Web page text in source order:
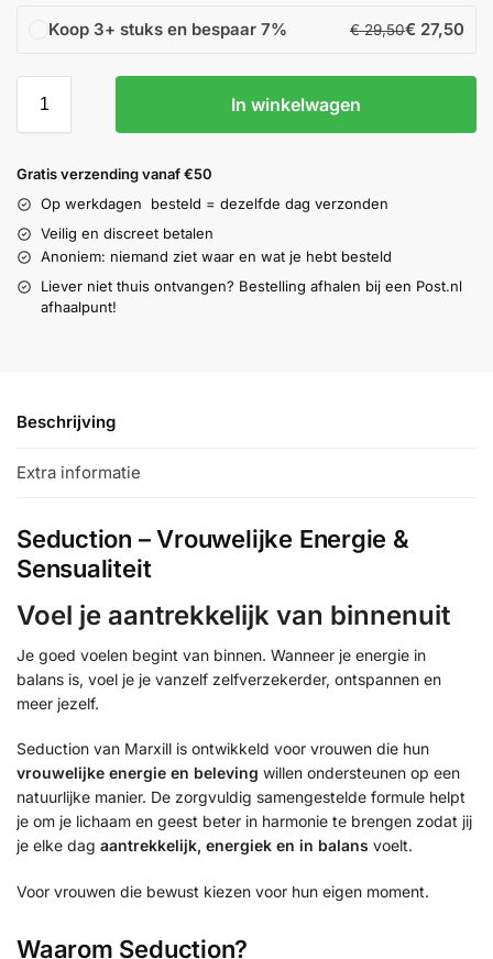
Koop 3+ stuks en bespaar 7% €29,50€ 27,50
In winkelwagen
Gratis verzending vanaf €50
Op werkdagen
besteld = dezelfde dag verzonden
Veilig en discreet betalen
Anoniem: niemand ziet waar en wat je hebt besteld
Liever niet thuis ontvangen? Bestelling afhalen bij een Post.nl
afhaalpunt!
Beschrijving
Extra informatie
Seduction – Vrouwelijke Energie &
Sensualiteit
Voel je aantrekkelijk van binnenuit
Je goed voelen begint van binnen. Wanneer je energie in
balans is, voel je je vanzelf zelfverzekerder, ontspannen en
meer jezelf.
Seduction van Marxill is ontwikkeld voor vrouwen die hun
vrouwelijke energie en beleving willen ondersteunen op een
natuurlijke manier. De zorgvuldig samengestelde formule helpt
je om je lichaam en geest beter in harmonie te brengen zodat jij
je elke dag aantrekkelijk, energiek en in balans voelt.
Voor vrouwen die bewust kiezen voor hun eigen moment.
Waarom Seduction?